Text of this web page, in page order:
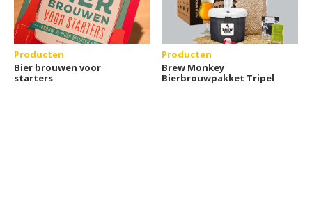
Producten
Bier brouwen voor
starters
Producten
Brew Monkey
Bierbrouwpakket Tripel